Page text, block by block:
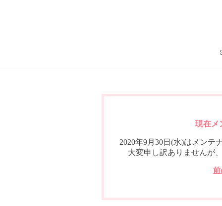
現在メ
2020年9月30日(水)はメンテ
大変申し訳ありませんが
前